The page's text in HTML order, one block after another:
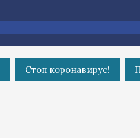
Стоп коронавирус!